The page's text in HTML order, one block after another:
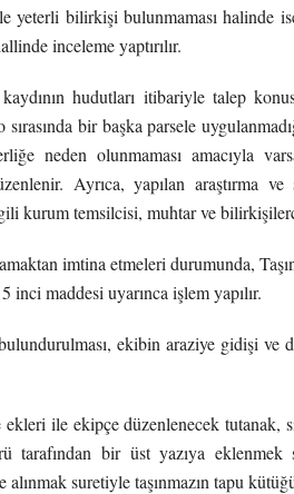
yeterli bilirkişi bulunmaması halinde
inceleme yaptırılır.
hudutları itibariyle talep
bir başka parsele
neden olunmaması amacıyla
Ayrıca, yapılan araştırma
kurum temsilcisi, muhtar ve
imtina etmeleri durumunda,
maddesi uyarınca işlem yapılır.
ekibin araziye gidişi ve
ile ekipçe düzenlenecek tutanak,
tarafından bir üst yazıya eklenmek
suretiyle taşınmazın tapu